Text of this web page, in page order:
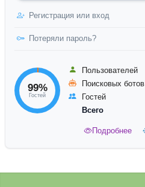
Регистрация или вход
Потеряли пароль?
99%
Гостей
Пользователей
Поисковых ботов
Гостей
Всего
Подробнее